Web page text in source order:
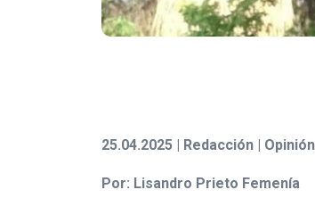
25.04.2025 | Redacción | Opinión
Por: Lisandro Prieto Femenía